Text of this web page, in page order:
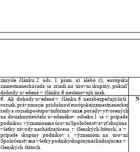
zmysle článku 2 ods. 1 písm. a) alebo c),
európska
zamestnaneckárada sa zriadi na úrovni skupiny, pokiaľ
dohody uvedené v článku 6 nestanovujú inak.
6. Ak dohodyuvedené v článku 6 nezabezpečujúširší
rozsah, právomocia príslušnosťeurópskejzamestnaneckej
radya rozsahpostupovinformovaniaa poradyvytvorených
na dosiahnutieúčelu uvedenéhov odseku 1 sa v prípade
podnikus významomna úrovniSpoločenstvavzťahujúna
všetky závodynachádzajúcesa v členských štátoch, a v
prípade
skupiny podnikov s významom na
úrovni
Spoločenstvanavšetkypodnikyskupinynachádzajúcesa v
členských štátoch.
N